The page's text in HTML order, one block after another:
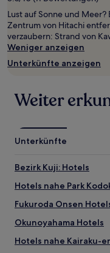
von
2 Erwachsenen
gefunden
wurde.
Preise
und
Verfügbarkeiten
sich
ändern.
können
zusätzliche
Bedingungen
Lust auf Sonne und
Zentrum von Hitachi
verzaubern: Strand von
Weniger anzeigen
Unterkünfte anzeigen
Weiter
Unterkünfte
Bezirk Kuji: Hotels
Hotels nahe Park
Fukuroda Onsen
Okunoyahama Hotels
Hotels nahe Kairaku-